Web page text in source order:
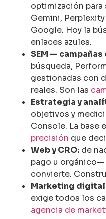
optimización para
Gemini,
Google. Hoy la
enlaces azules.
SEM —
búsqueda,
gestionadas con
reales. Son las
Estrategia y
objetivos y
Console. La base
precisión que
Web y CRO: de
pago u orgánico—
convierte.
Marketing
exige todos los
agencia de